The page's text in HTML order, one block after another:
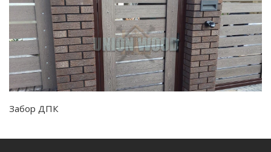
Забор ДПК